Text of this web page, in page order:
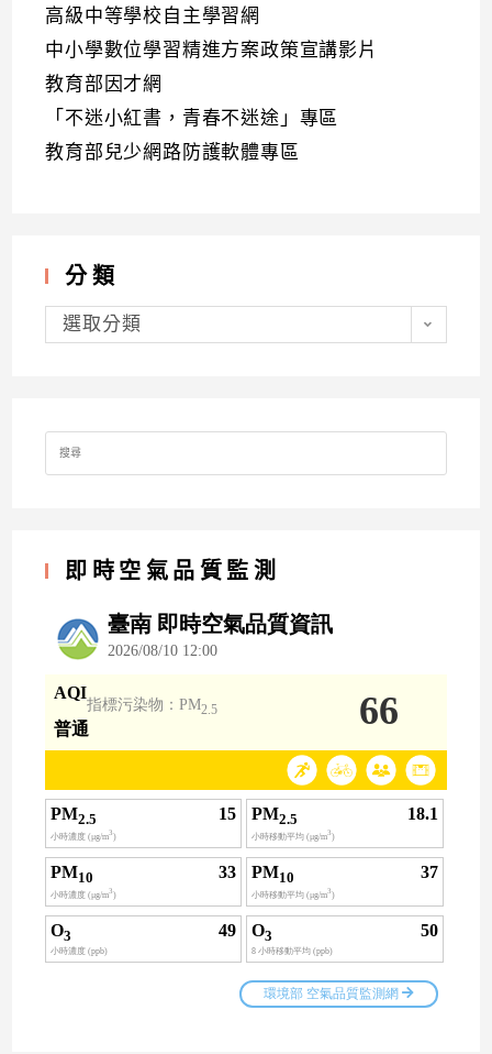
高級中等學校自主學習網
中小學數位學習精進方案政策宣講影片
教育部因才網
「不迷小紅書，青春不迷途」專區
教育部兒少網路防護軟體專區
分類
分
類選取分類
Search
for:
即時空氣品質監測